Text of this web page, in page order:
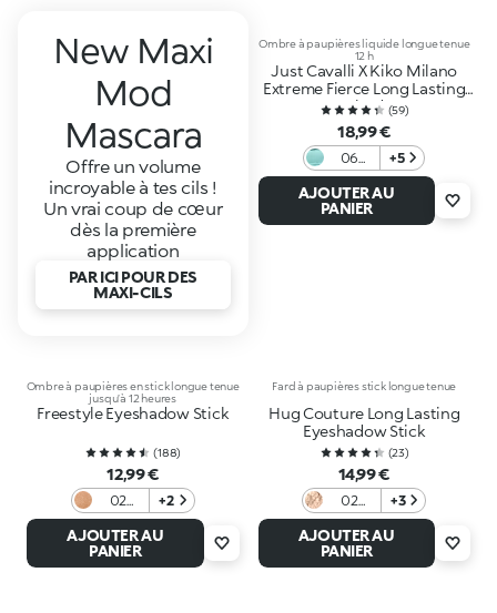
New Maxi
Mod
Mascara
Offre un volume
incroyable à tes cils !
Un vrai coup de cœur
dès la première
application
PAR ICI POUR DES
MAXI-CILS
Ombre à paupières liquide longue tenue
12 h
Just Cavalli X Kiko Milano
Extreme Fierce Long Lasting
Eyeshadow
(59)
18,99 €
06
Jade
Waves
+5
AJOUTER AU
PANIER
Ombre à paupières en stick longue tenue
jusqu’à 12 heures
Freestyle Eyeshadow Stick
(188)
12,99 €
02
Bronze
+2
AJOUTER AU
PANIER
Fard à paupières stick longue tenue
Hug Couture Long Lasting
Eyeshadow Stick
(23)
14,99 €
02
Sunset
Sheen
+3
AJOUTER AU
PANIER